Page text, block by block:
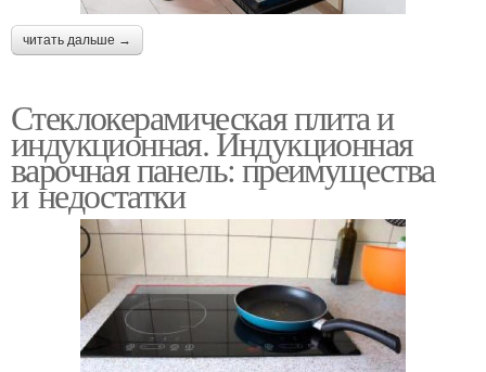
читать дальше →
Стеклокерамическая плита и
индукционная. Индукционная
варочная панель: преимущества
и недостатки